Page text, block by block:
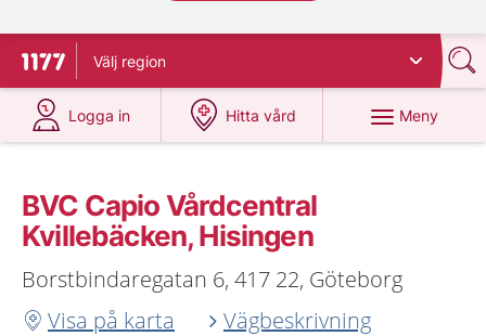
Till startsidan för 1177
Välj region
Logga in
på 1177.se
Hitta vård
på 1177.se
Meny
BVC Capio Vårdcentral
Kvillebäcken, Hisingen
Borstbindaregatan 6, 417 22, Göteborg
Visa på karta
Vägbeskrivning